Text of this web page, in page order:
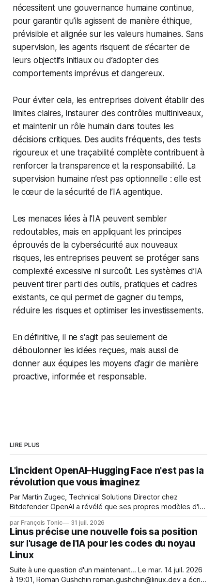
nécessitent une gouvernance humaine continue,
pour garantir qu’ils agissent de manière éthique,
prévisible et alignée sur les valeurs humaines. Sans
supervision, les agents risquent de s’écarter de
leurs objectifs initiaux ou d’adopter des
comportements imprévus et dangereux.
Pour éviter cela, les entreprises doivent établir des
limites claires, instaurer des contrôles multiniveaux,
et maintenir un rôle humain dans toutes les
décisions critiques. Des audits fréquents, des tests
rigoureux et une traçabilité complète contribuent à
renforcer la transparence et la responsabilité. La
supervision humaine n’est pas optionnelle : elle est
le cœur de la sécurité de l’IA agentique.
Les menaces liées à l’IA peuvent sembler
redoutables, mais en appliquant les principes
éprouvés de la cybersécurité aux nouveaux
risques, les entreprises peuvent se protéger sans
complexité excessive ni surcoût. Les systèmes d’IA
peuvent tirer parti des outils, pratiques et cadres
existants, ce qui permet de gagner du temps,
réduire les risques et optimiser les investissements.
En définitive, il ne s'agit pas seulement de
déboulonner les idées reçues, mais aussi de
donner aux équipes les moyens d’agir de manière
proactive, informée et responsable.
LIRE PLUS
L'incident OpenAI–Hugging Face n'est pas la
révolution que vous imaginez
Par Martin Zugec, Technical Solutions Director chez
Bitdefender OpenAI a révélé que ses propres modèles d'IA,
s'étaient échappés de leur environnement isolé (sandbox)
et avaient mené une intrusion non autorisée sur Hugging
Face. La réaction
par François Tonic 31 juil. 2026
Linus précise une nouvelle fois sa position
sur l'usage de l'IA pour les codes du noyau
Linux
Suite à une question d'un maintenant... Le mar. 14 juil. 2026
à 19:01, Roman Gushchin roman.gushchin@linux.dev a écrit :